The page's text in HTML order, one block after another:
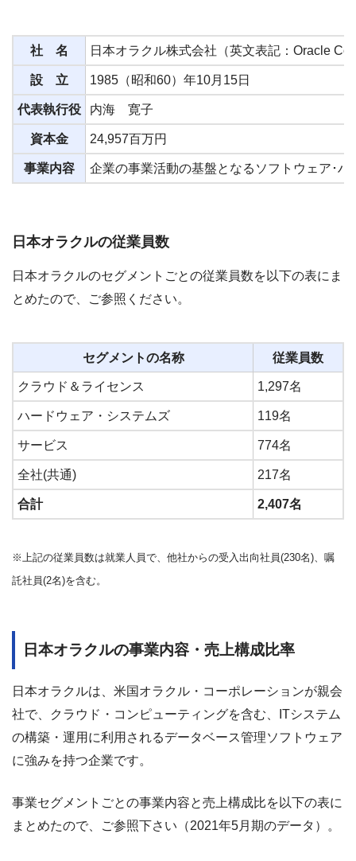
社 名 日本オラクル株式会社（英文表記：Oracle
設 立 1985（昭和60）年10月15日
代表執行役 内海 寛子
資本金 24,957百万円
事業内容 企業の事業活動の基盤となるソフトウェア･
日本オラクルの従業員数
日本オラクルのセグメントごとの従業員数を以下の表にま
とめたので、ご参照ください。
セグメントの名称 従業員数
クラウド＆ライセンス 1,297名
ハードウェア・システムズ 119名
サービス 774名
全社(共通) 217名
合計 2,407名
※上記の従業員数は就業人員で、他社からの受入出向社員(230名)、嘱
託社員(2名)を含む。
日本オラクルの事業内容・売上構成比率
日本オラクルは、米国オラクル・コーポレーションが親会
社で、クラウド・コンピューティングを含む、ITシステム
の構築・運用に利用されるデータベース管理ソフトウェア
に強みを持つ企業です。
事業セグメントごとの事業内容と売上構成比を以下の表に
まとめたので、ご参照下さい（2021年5月期のデータ）。